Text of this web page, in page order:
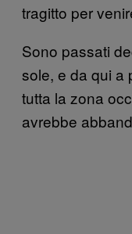
tragitto per
Sono passati
sole, e da qui a
tutta la zona
avrebbe